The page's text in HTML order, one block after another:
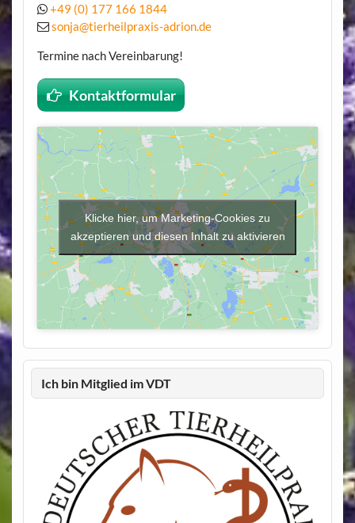
+49 (0) 177 166 1844
sonja@tierheilpraxis-adrion.de
Termine nach Vereinbarung!
Kontaktformular
Klicke hier, um Marketing-Cookies zu
akzeptieren und diesen Inhalt zu aktivieren
Ich bin Mitglied im VDT